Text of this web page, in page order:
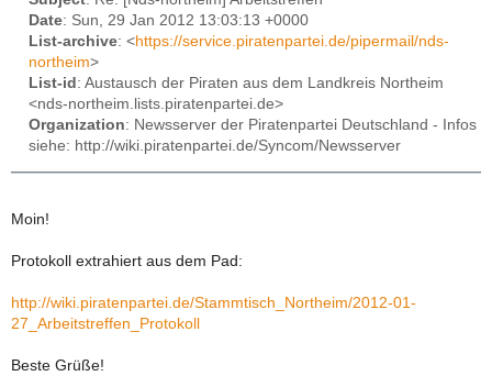
Date: Sun, 29 Jan 2012 13:03:13 +0000
List-archive: <https://service.piratenpartei.de/pipermail/nds-
northeim>
List-id : Austausch der Piraten aus dem Landkreis Northeim
<nds-northeim.lists.piratenpartei.de>
Organization: Newsserver der Piratenpartei Deutschland - Infos
siehe: http://wiki.piratenpartei.de/Syncom/Newsserver
Moin!
Protokoll extrahiert aus dem Pad:
http://wiki.piratenpartei.de/Stammtisch_Northeim/2012-01-
27_Arbeitstreffen_Protokoll
Beste Grüße!